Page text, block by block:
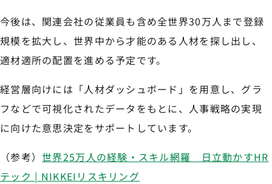
今後は、関連会社の従業員も含め全世界30万人まで登録
規模を拡大し、世界中から才能のある人材を探し出し、
適材適所の配置を進める予定です。
経営層向けには「人材ダッシュボード」を用意し、グラ
フなどで可視化されたデータをもとに、人事戦略の実現
に向けた意思決定をサポートしています。
（参考）世界25万人の経験・スキル網羅 日立動かすHR
テック | NIKKEIリスキリング